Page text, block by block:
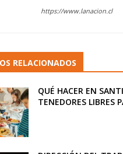
https://www.lanacion.cl
RELACIONADOS
QUÉ HACER EN
TENEDORES LIBRES